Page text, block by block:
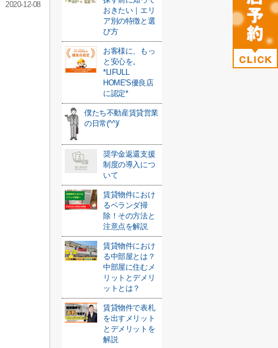
2020-12-08
おきたい｜エリ
ア別の特徴と選
び方
お客様に、もっ
と安心を。
*LIFULL
HOME'S優良店
に認定*
僕たち不動産賃貸営業
の日常(^^)/
奨学金返還支援
制度の導入につ
いて
賃貸物件におけ
るベランダ掃
除！その方法と
注意点を解説
賃貸物件におけ
る中部屋とは？
中部屋に住むメ
リットとデメリ
ットとは？
賃貸物件で表札
を出すメリット
とデメリットを
解説